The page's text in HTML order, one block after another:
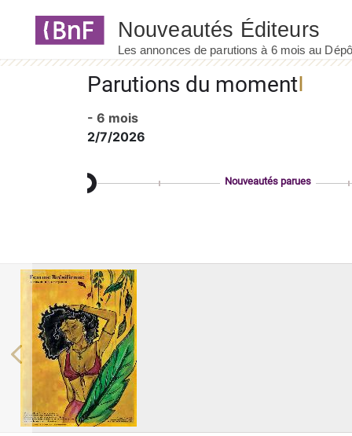
Parutions du moment
- 6 mois
2/7/2026
Nouveautés parues
Previous